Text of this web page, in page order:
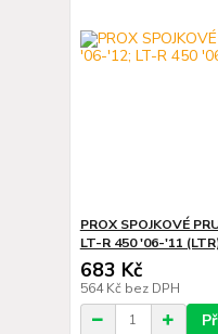
PROX SPOJKOVÉ
LT-R 450 '06-'11
683 Kč
564 Kč bez DPH